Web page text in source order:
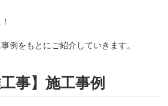
例をもとにご紹介していきます。
事】施工事例